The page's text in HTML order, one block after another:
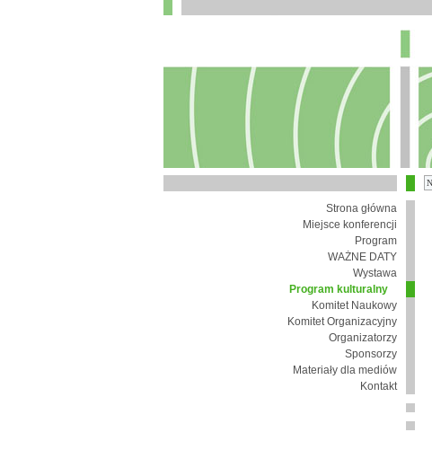
Strona główna
Miejsce konferencji
Program
WAŻNE DATY
Wystawa
Program kulturalny
Komitet Naukowy
Komitet Organizacyjny
Organizatorzy
Sponsorzy
Materiały dla mediów
Kontakt